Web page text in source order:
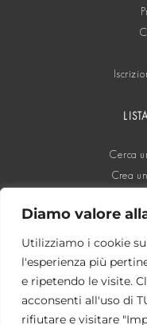
Diamo valore
Utilizziamo i cookie
l'esperienza più
e ripetendo le visite.
acconsenti all'uso di
rifiutare e visitare
Cerca
Crea